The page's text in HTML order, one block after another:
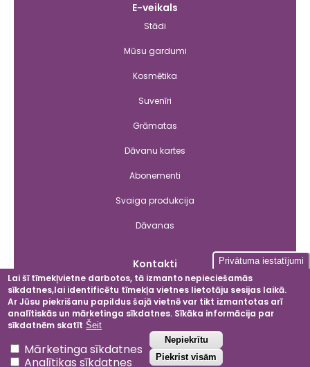
E-veikals
Stādi
Mūsu gardumi
Kosmētika
Suvenīri
Grāmatas
Dāvanu kartes
Abonementi
Svaiga produkcija
Dāvanas
Kontakti
Facebook
Instagram
LinkedIn
Privātuma iestatījumi
Lai šī tīmekļvietne darbotos, tā izmanto nepieciešamās
sīkdatnes,lai identificētu tīmekļa vietnes lietotāju sesijas laikā.
Ar Jūsu piekrišanu papildus šajā vietnē var tikt izmantotas arī
analītiskās un mārketinga sīkdatnes. Sīkāka informācija par
sīkdatnēm skatīt Šeit
Mārketinga sīkdatnes
Analītikas sīkdatnes
Nepiekrītu
Piekrist visām
Atsaukt piekrišanu